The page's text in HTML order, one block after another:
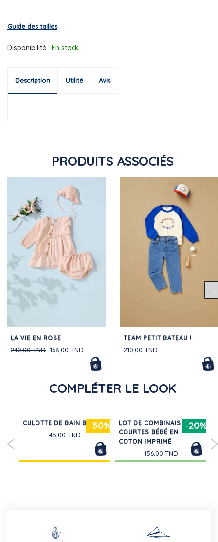
Guide des tailles
Disponibilité : En stock
Description Utilité Avis
PRODUITS ASSOCIÉS
LA VIE EN ROSE
168,00 TND
240,00 TND
TEAM PETIT BATEAU !
210,00 TND
COMPLÉTER LE LOOK
-50%
CULOTTE DE BAIN BÉBÉ
45,00 TND
-20%
LOT DE COMBINAISONS
COURTES BÉBÉ EN
COTON IMPRIMÉ
156,00 TND